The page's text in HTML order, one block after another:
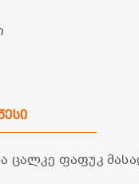
ცალკე ფაფუკ